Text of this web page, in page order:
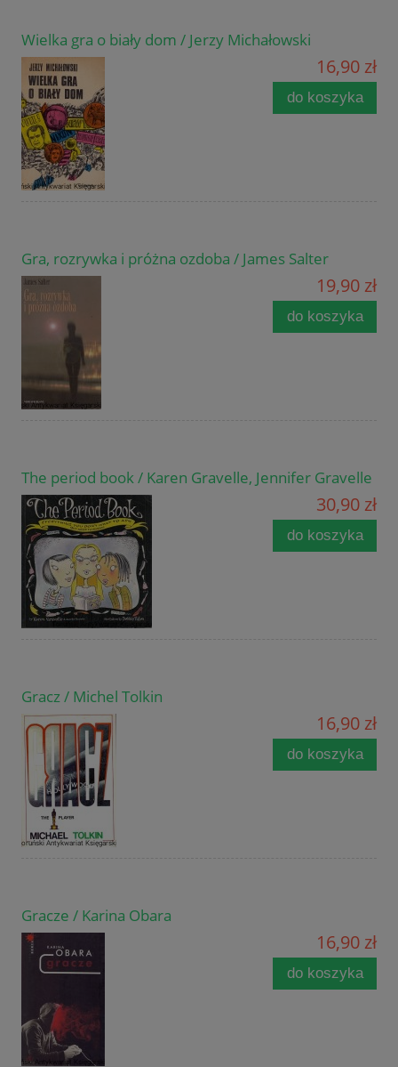
Wielka gra o biały dom / Jerzy Michałowski
16,90 zł
do koszyka
Gra, rozrywka i próżna ozdoba / James Salter
19,90 zł
do koszyka
The period book / Karen Gravelle, Jennifer Gravelle
30,90 zł
do koszyka
Gracz / Michel Tolkin
16,90 zł
do koszyka
Gracze / Karina Obara
16,90 zł
do koszyka